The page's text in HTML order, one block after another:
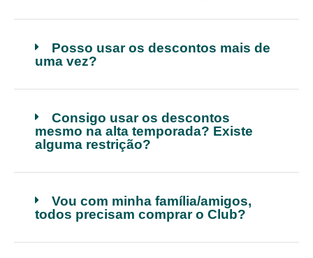
Posso usar os descontos mais de
uma vez?
Consigo usar os descontos
mesmo na alta temporada? Existe
alguma restrição?
Vou com minha família/amigos,
todos precisam comprar o Club?